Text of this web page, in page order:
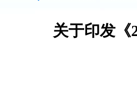
关于印发《